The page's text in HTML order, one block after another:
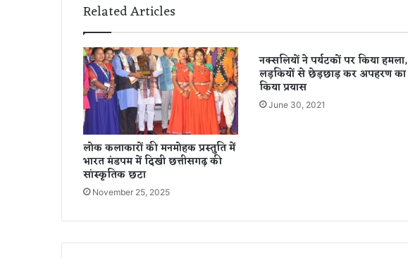
टी
-
2
0
सी
री
ज
की
हो
गी
शु
रु
आ
,
हि
दु
र्म
,
ए
भे
Related Articles
लोक कलाकारों की मनमोहक प्रस्तुति में
भारत मंडपम में दिखी छत्तीसगढ़ की
सांस्कृतिक छटा
November 25, 2025
नक्सलियों ने पर्यटकों पर किया हमला,
लड़कियों से छेड़छाड़ कर अपहरण का
किया प्रयास
June 30, 2021